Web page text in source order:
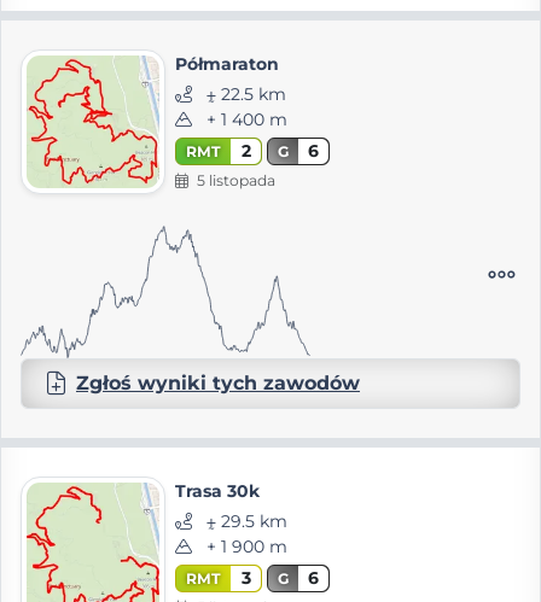
Półmaraton
⨦ 22.5 km
+ 1 400 m
RMT 2 G 6
5 listopada
Zgłoś wyniki tych zawodów
Trasa 30k
⨦ 29.5 km
+ 1 900 m
RMT 3 G 6